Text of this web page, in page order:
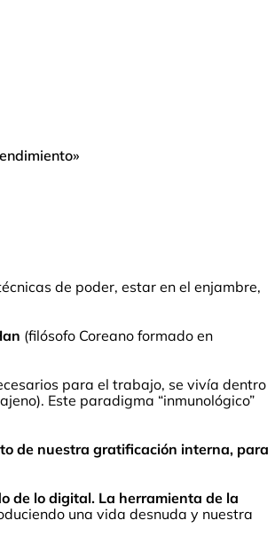
de poder, estar en el enjambre,
(filósofo Coreano formado en
para el trabajo, se vivía dentro
Este paradigma “inmunológico”
de nuestra gratificación interna, para
de lo digital. La herramienta de la
una vida desnuda y nuestra